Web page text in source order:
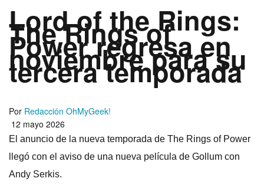
Lord of the Rings:
The Rings of
Power regresa en
noviembre para su
tercera temporada
Por Redacción OhMyGeek!
12 mayo 2026
El anuncio de la nueva temporada de The Rings of Power
llegó con el aviso de una nueva película de Gollum con
Andy Serkis.